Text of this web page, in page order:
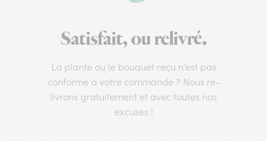
Satisfait, ou relivré.
La plante ou le bouquet reçu n’est pas
conforme à votre commande ? Nous re-
livrons gratuitement et avec toutes nos
excuses !